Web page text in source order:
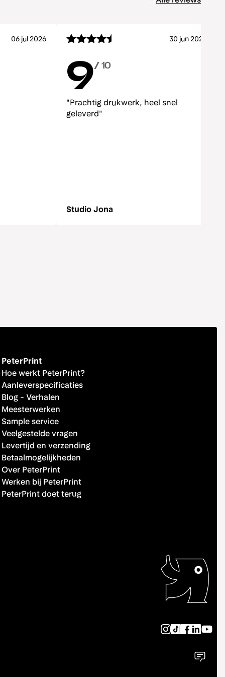
06 jul 2026 30 jun 2026
9/ 10
"Prachtig drukwerk, heel snel
geleverd"
Studio Jona
PeterPrint
Hoe werkt PeterPrint?
Aanleverspecificaties
Blog- Verhalen
Meesterwerken
Sample service
Veelgestelde vragen
Levertijd en verzending
Betaalmogelijkheden
Over PeterPrint
Werken bij PeterPrint
PeterPrint doet terug